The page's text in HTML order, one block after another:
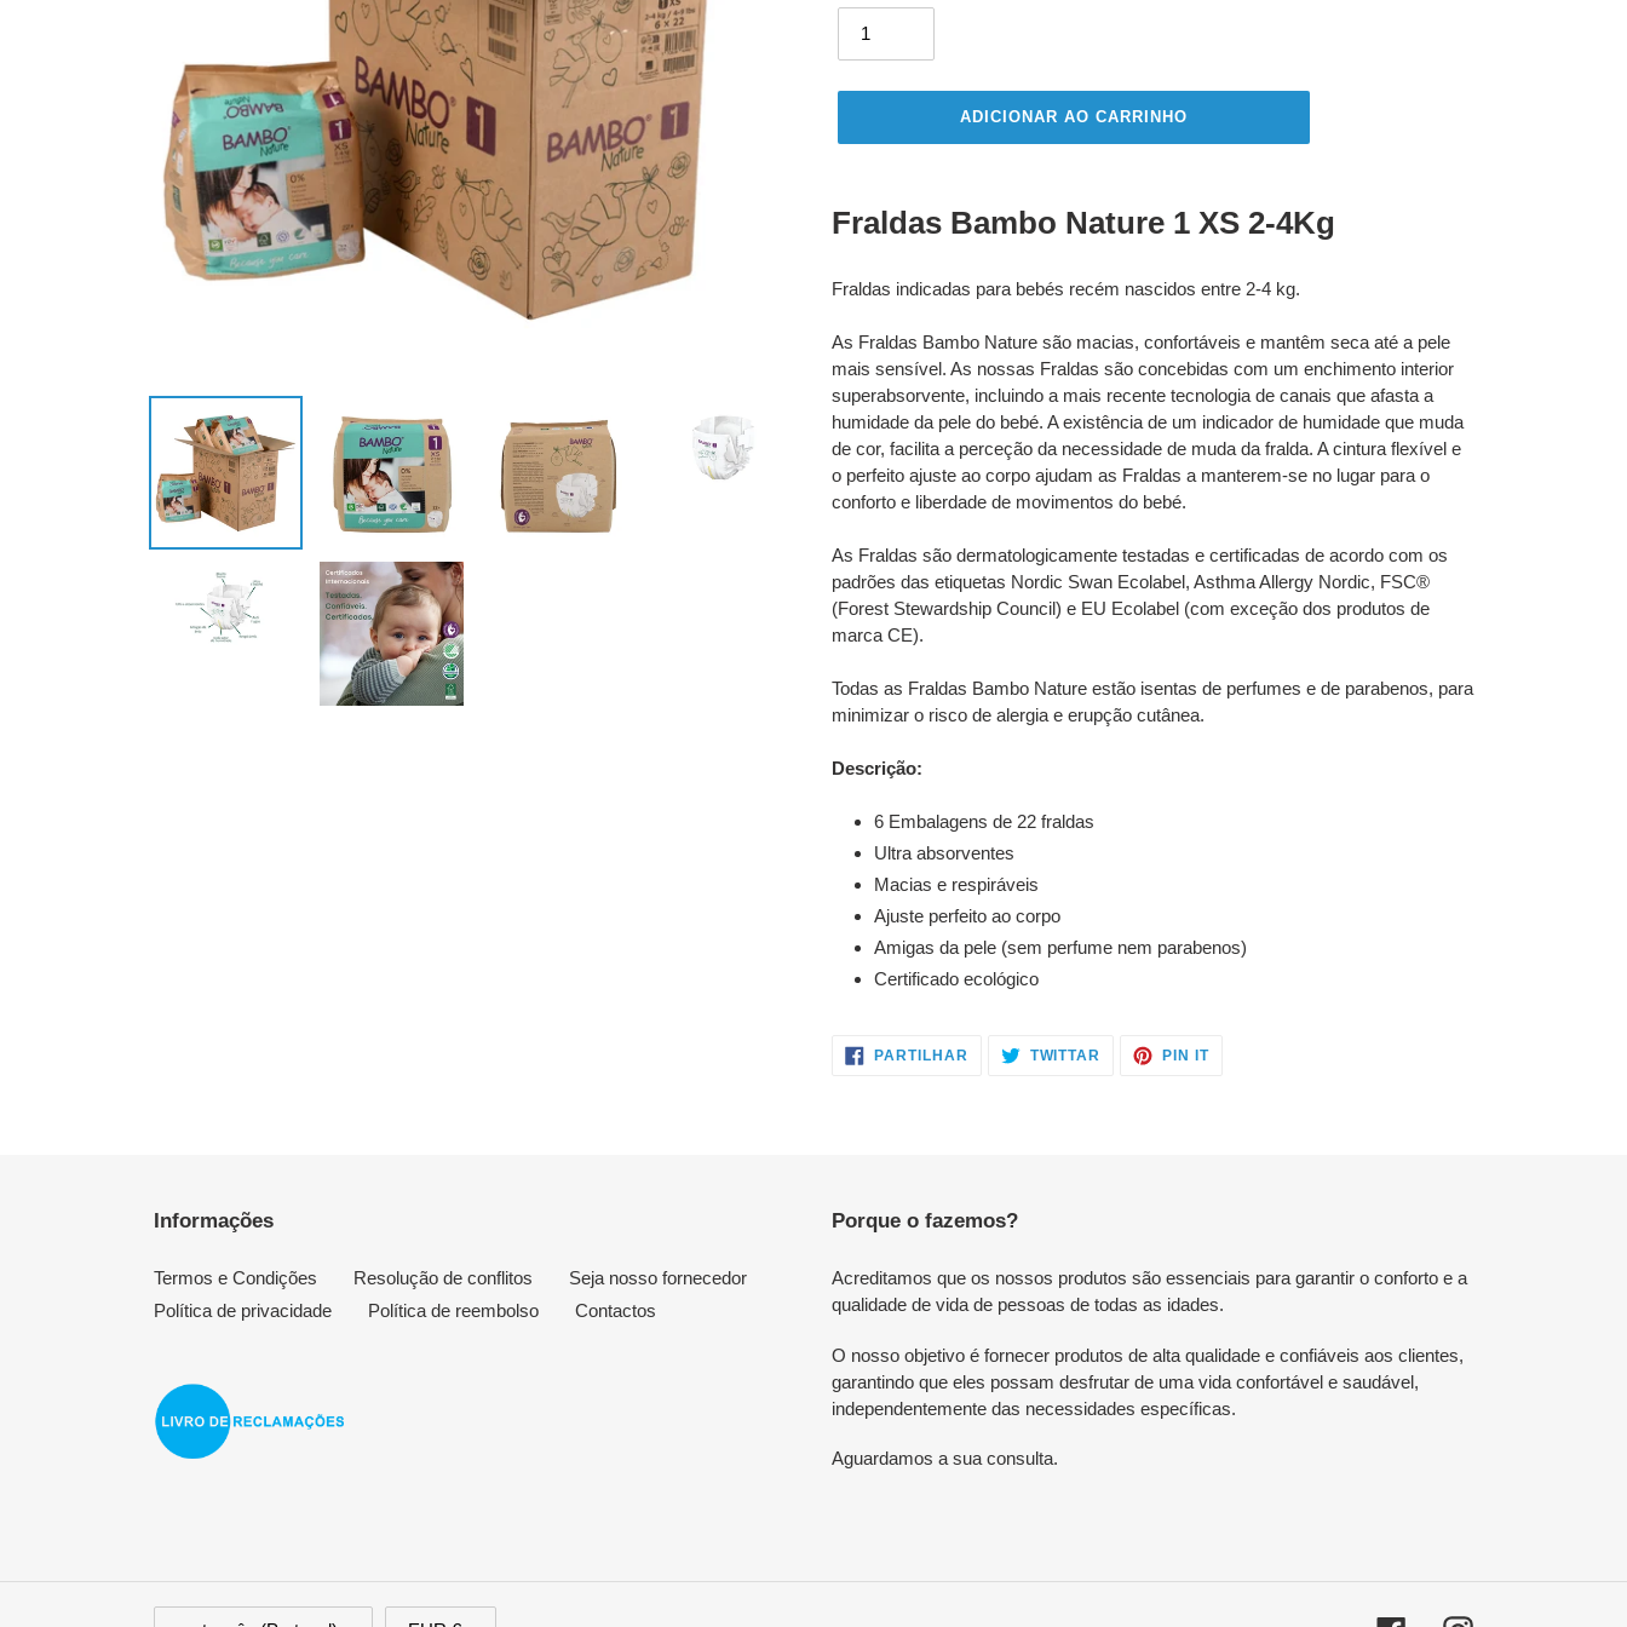
ADICIONAR AO CARRINHO
adicionar
produto
seu
Fraldas Bambo Nature 1 XS 2-4Kg
Fraldas indicadas para bebés recém nascidos entre 2-4 kg.
As Fraldas Bambo Nature são macias, confortáveis e mantêm seca até a pele
mais sensível. As nossas Fraldas são concebidas com um enchimento interior
superabsorvente, incluindo a mais recente tecnologia de canais que afasta a
humidade da pele do bebé. A existência de um indicador de humidade que muda
de cor, facilita a perceção da necessidade de muda da fralda. A cintura flexível e
o perfeito ajuste ao corpo ajudam as Fraldas a manterem-se no lugar para o
conforto e liberdade de movimentos do bebé.
As Fraldas são dermatologicamente testadas e certificadas de acordo com os
padrões das etiquetas Nordic Swan Ecolabel, Asthma Allergy Nordic, FSC®
(Forest Stewardship Council) e EU Ecolabel (com exceção dos produtos de
marca CE).
Todas as Fraldas Bambo Nature estão isentas de perfumes e de parabenos, para
minimizar o risco de alergia e erupção cutânea.
Descrição:
6 Embalagens de 22 fraldas
Ultra absorventes
Macias e respiráveis
Ajuste perfeito ao corpo
Amigas da pele (sem perfume nem parabenos)
Certificado ecológico
PARTILHAR PARTILHE
NO
TWITTAR TWITTARPIN ITADICIONE
Informações
Termos e Condições Resolução de conflitos
Seja nosso fornecedor
Política de privacidade
Política de reembolso Contactos
Porque o fazemos?
Acreditamos que os nossos produtos são essenciais para garantir o conforto e a
qualidade de vida de pessoas de todas as idades.
O nosso objetivo é fornecer produtos de alta qualidade e confiáveis aos clientes,
garantindo que eles possam desfrutar de uma vida confortável e saudável,
independentemente das necessidades específicas.
Aguardamos a sua consulta.